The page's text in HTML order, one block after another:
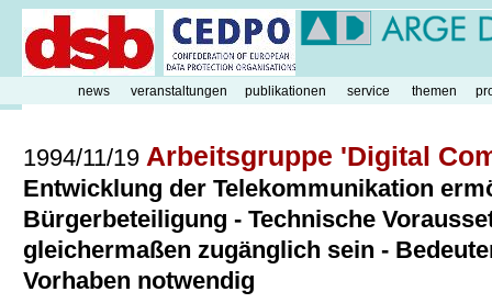
1994/11/19 Arbeitsgruppe 'Digital
Entwicklung der Telekommunikation
Bürgerbeteiligung - Technische
gleichermaßen zugänglich sein -
Vorhaben notwendig
news veranstaltungen publikationen service themen